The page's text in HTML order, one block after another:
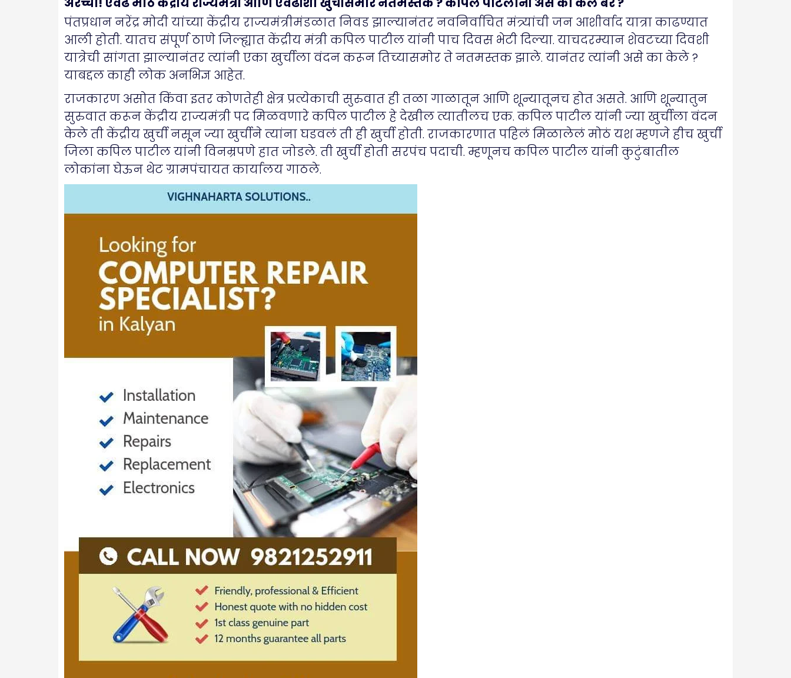
पंतप्रधान नरेंद्र मोदी यांच्या केंद्रीय राज्यमंत्रीमंडळात निवड झाल्यानंतर नवनिर्वाचित मंत्र्यांची जन आशीर्वाद यात्रा काढण्यात
आली होती. यातच संपूर्ण ठाणे जिल्ह्यात केंद्रीय मंत्री कपिल पाटील यांनी पाच दिवस भेटी दिल्या. याचदरम्यान शेवटच्या दिवशी
यात्रेची सांगता झाल्यानंतर त्यांनी एका खुर्चीला वंदन करून तिच्यासमोर ते नतमस्तक झाले. यानंतर त्यांनी असे का केले ?
याबद्दल काही लोक अनभिज्ञ आहेत.
राजकारण असोत किंवा इतर कोणतेही क्षेत्र प्रत्येकाची सुरुवात ही तळा गाळातून आणि शून्यातूनच होत असते. आणि शून्यातुन
सुरुवात करून केंद्रीय राज्यमंत्री पद मिळवणारे कपिल पाटील हे देखील त्यातीलच एक. कपिल पाटील यांनी ज्या खुर्चीला वंदन
केले ती केंद्रीय खुर्ची नसून ज्या खुर्चीने त्यांना घडवलं ती ही खुर्ची होती. राजकारणात पहिलं मिळालेलं मोठं यश म्हणजे हीच खुर्ची
जिला कपिल पाटील यांनी विनम्रपणे हात जोडले. ती खुर्ची होती सरपंच पदाची. म्हणूनच कपिल पाटील यांनी कुटुंबातील
लोकांना घेऊन थेट ग्रामपंचायत कार्यालय गाठले.